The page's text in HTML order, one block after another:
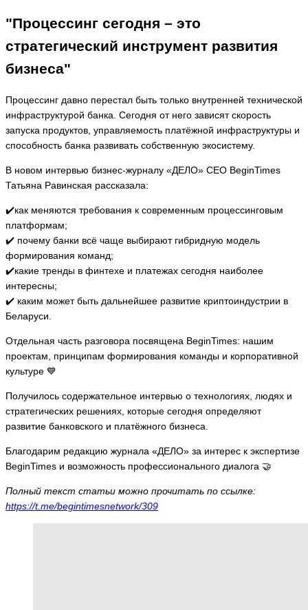
"Процессинг сегодня – это
стратегический инструмент развития
бизнеса"
Процессинг давно перестал быть только внутренней технической
инфраструктурой банка. Сегодня от него зависят скорость
запуска продуктов, управляемость платёжной инфраструктуры и
способность банка развивать собственную экосистему.
В новом интервью бизнес-журналу «ДЕЛО» CEO BeginTimes
Татьяна Равинская рассказала:
✔️как меняются требования к современным процессинговым
платформам;
✔️ почему банки всё чаще выбирают гибридную модель
формирования команд;
✔️какие тренды в финтехе и платежах сегодня наиболее
интересны;
✔️ каким может быть дальнейшее развитие криптоиндустрии в
Беларуси.
Отдельная часть разговора посвящена BeginTimes: нашим
проектам, принципам формирования команды и корпоративной
культуре 💙
Получилось содержательное интервью о технологиях, людях и
стратегических решениях, которые сегодня определяют
развитие банковского и платёжного бизнеса.
Благодарим редакцию журнала «ДЕЛО» за интерес к экспертизе
BeginTimes и возможность профессионального диалога 🤝
Полный текст статьи можно прочитать по ссылке:
https://t.me/begintimesnetwork/309